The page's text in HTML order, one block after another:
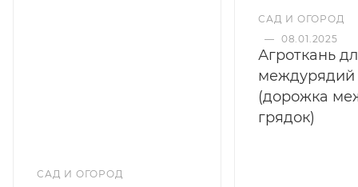
САД И ОГОРОД
САД И ОГОРОД
— 08.01.2025
Агроткань
междурядий
(дорожка
грядок)